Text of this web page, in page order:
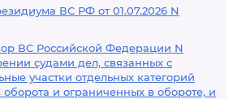
ВС РФ от 01.07.2026 N
ВС Российской Федерации N
судами дел, связанных с
участки отдельных категорий
оборота и ограниченных в обороте, и